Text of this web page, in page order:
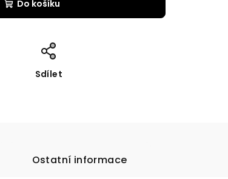
Do košíku
Sdílet
Ostatní informace